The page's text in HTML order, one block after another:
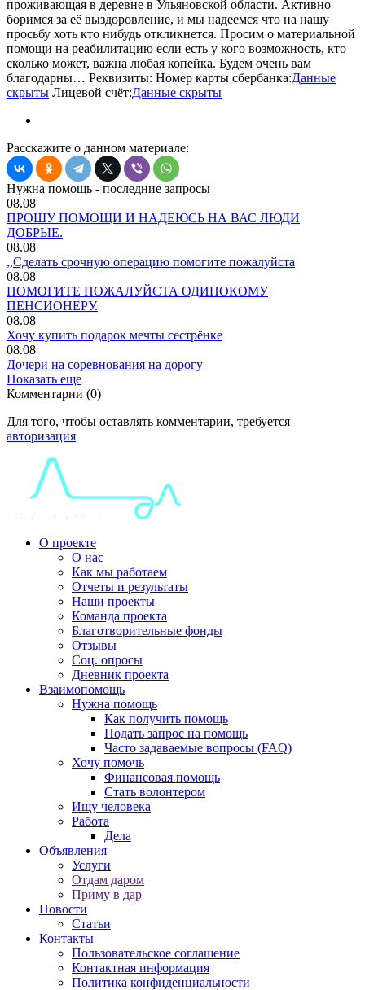
проживающая в деревне в Ульяновской области. Активно
боримся за её выздоровление, и мы надеемся что на нашу
просьбу хоть кто нибудь откликнется. Просим о материальной
помощи на реабилитацию если есть у кого возможность, кто
сколько может, важна любая копейка. Будем очень вам
благодарны… Реквизиты: Номер карты сбербанка:Данные
скрыты Лицевой счёт:Данные скрыты
Расскажите о данном материале:
Нужна помощь - последние запросы
08.08
ПРОШУ ПОМОЩИ И НАДЕЮСЬ НА ВАС ЛЮДИ
ДОБРЫЕ.
08.08
,,Сделать срочную операцию помогите пожалуйста
08.08
ПОМОГИТЕ ПОЖАЛУЙСТА ОДИНОКОМУ
ПЕНСИОНЕРУ.
08.08
Хочу купить подарок мечты сестрёнке
08.08
Дочери на соревнования на дорогу
Показать еще
Комментарии (0)
Для того, чтобы оставлять комментарии, требуется
авторизация
О проекте
О нас
Как мы работаем
Отчеты и результаты
Наши проекты
Команда проекта
Благотворительные фонды
Отзывы
Соц. опросы
Дневник проекта
Взаимопомощь
Нужна помощь
Как получить помощь
Подать запрос на помощь
Часто задаваемые вопросы (FAQ)
Хочу помочь
Финансовая помощь
Стать волонтером
Ищу человека
Работа
Дела
Объявления
Услуги
Отдам даром
Приму в дар
Новости
Статьи
Контакты
Пользовательское соглашение
Контактная информация
Политика конфиденциальности